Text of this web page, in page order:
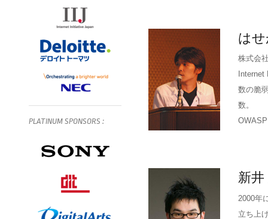
は
株式会
数の脆
数。
新
2000年
立ち上
PLATINUM SPONSORS :